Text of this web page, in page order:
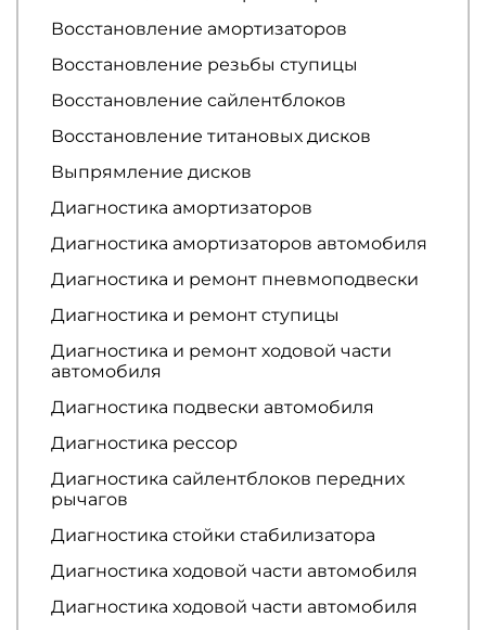
Восстановление амортизаторов
Восстановление резьбы ступицы
Восстановление сайлентблоков
Восстановление титановых дисков
Выпрямление дисков
Диагностика амортизаторов
Диагностика амортизаторов автомобиля
Диагностика и ремонт пневмоподвески
Диагностика и ремонт ступицы
Диагностика и ремонт ходовой части
автомобиля
Диагностика подвески автомобиля
Диагностика рессор
Диагностика сайлентблоков передних
рычагов
Диагностика стойки стабилизатора
Диагностика ходовой части автомобиля
Диагностика ходовой части автомобиля